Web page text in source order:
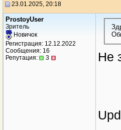
23.01.2025, 20:18
ProstoyUser
Зритель
Новичок
Регистрация: 12.12.2022
Сообщения: 16
Репутация:
3 Не